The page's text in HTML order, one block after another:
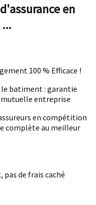
en
100 % Efficace !
batiment : garantie
mutuelle entreprise
en compétition
complète au meilleur
pas de frais caché